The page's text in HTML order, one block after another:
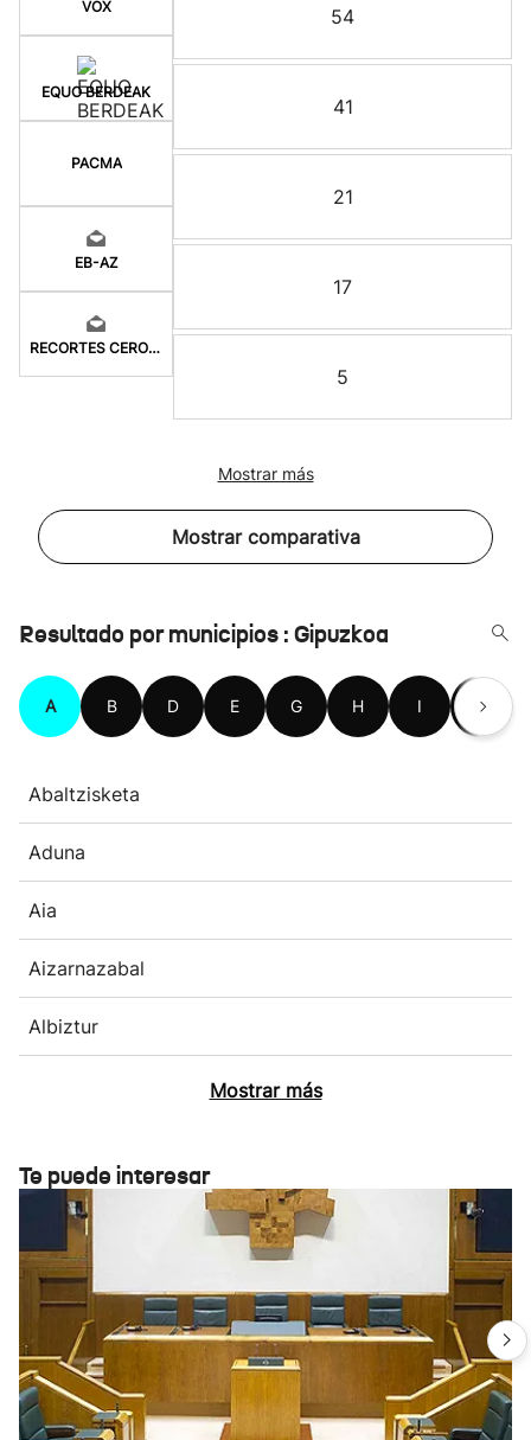
VOX
EQUO BERDEAK
PACMA
EB-AZ
RECORTES CERO-LV-M
54
41
21
17
5
Mostrar más
Mostrar comparativa
Resultado por municipios : Gipuzkoa
A B D E G H I L
Abaltzisketa
Aduna
Aia
Aizarnazabal
Albiztur
Mostrar más
Te puede interesar